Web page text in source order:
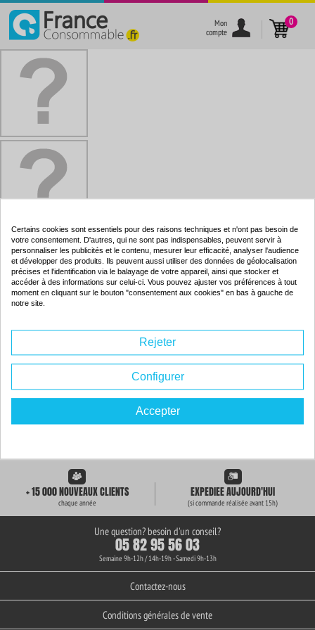
}
Mon
compte
0
+ 15 000 NOUVEAUX CLIENTS
chaque année
EXPEDIEE AUJOURD'HUI
(si commande réalisée avant 15h)
Une question? besoin d'un conseil?
05 82 95 56 03
Semaine 9h-12h / 14h-19h - Samedi 9h-13h
Contactez-nous
Conditions générales de vente
Certains cookies sont essentiels pour des raisons techniques et n'ont pas besoin de
votre consentement. D'autres, qui ne sont pas indispensables, peuvent servir à
personnaliser les publicités et le contenu, mesurer leur efficacité, analyser l'audience
et développer des produits. Ils peuvent aussi utiliser des données de géolocalisation
précises et l'identification via le balayage de votre appareil, ainsi que stocker et
accéder à des informations sur celui-ci. Vous pouvez ajuster vos préférences à tout
moment en cliquant sur le bouton "consentement aux cookies" en bas à gauche de
notre site.
Rejeter
Configurer
Accepter